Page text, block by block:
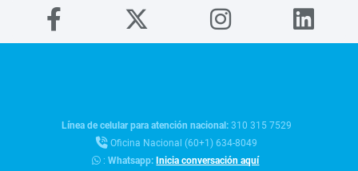
Línea de celular para atención nacional:310 315 7529
Oficina Nacional (60+1) 634-8049
:Whatsapp: Inicia conversación aquí